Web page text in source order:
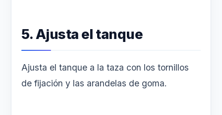
5. Ajusta el tanque
Ajusta el tanque a la taza con los tornillos
de fijación y las arandelas de goma.